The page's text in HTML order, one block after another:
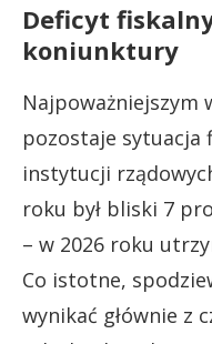
Deficyt
koniunktury
Najpoważniejszym
pozostaje sytuacja
instytucji
roku był bliski 7
– w 2026 roku
Co istotne,
wynikać głównie z